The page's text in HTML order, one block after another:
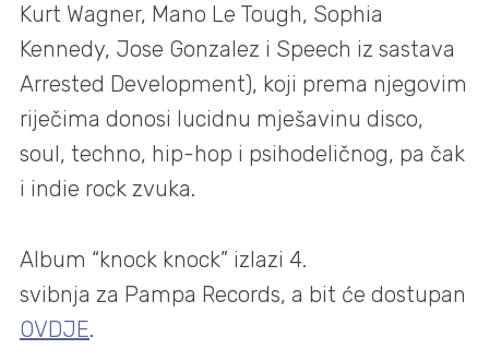
Kurt Wagner, Mano Le Tough, Sophia
Kennedy, Jose Gonzalez i Speech iz sastava
Arrested Development), koji prema njegovim
riječima donosi lucidnu mješavinu disco,
soul, techno, hip-hop i psihodeličnog, pa čak
i indie rock zvuka.
Album “knock knock” izlazi 4.
svibnja za Pampa Records, a bit će dostupan
OVDJE.